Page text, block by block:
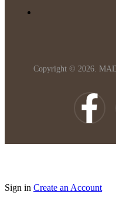
Copyright © 2026.
Sign in Create an Account